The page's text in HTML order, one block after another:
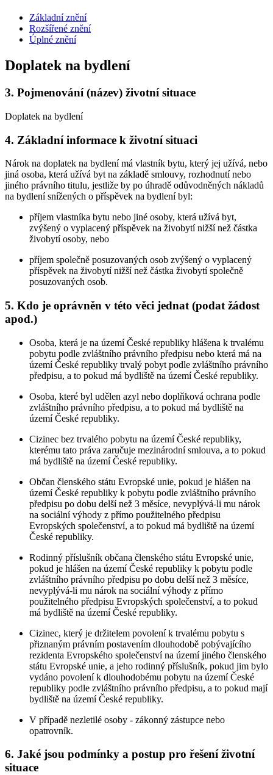
Základní znění
Rozšířené znění
Úplné znění
Doplatek na bydlení
3. Pojmenování (název) životní situace
Doplatek na bydlení
4. Základní informace k životní situaci
Nárok na doplatek na bydlení má vlastník bytu, který jej užívá, nebo
jiná osoba, která užívá byt na základě smlouvy, rozhodnutí nebo
jiného právního titulu, jestliže by po úhradě odůvodněných nákladů
na bydlení snížených o příspěvek na bydlení byl:
příjem vlastníka bytu nebo jiné osoby, která užívá byt,
zvýšený o vyplacený příspěvek na živobytí nižší než částka
živobytí osoby, nebo
příjem společně posuzovaných osob zvýšený o vyplacený
příspěvek na živobytí nižší než částka živobytí společně
posuzovaných osob.
5. Kdo je oprávněn v této věci jednat (podat žádost
apod.)
Osoba, která je na území České republiky hlášena k trvalému
pobytu podle zvláštního právního předpisu nebo která má na
území České republiky trvalý pobyt podle zvláštního právního
předpisu, a to pokud má bydliště na území České republiky.
Osoba, které byl udělen azyl nebo doplňková ochrana podle
zvláštního právního předpisu, a to pokud má bydliště na
území České republiky.
Cizinec bez trvalého pobytu na území České republiky,
kterému tato práva zaručuje mezinárodní smlouva, a to pokud
má bydliště na území České republiky.
Občan členského státu Evropské unie, pokud je hlášen na
území České republiky k pobytu podle zvláštního právního
předpisu po dobu delší než 3 měsíce, nevyplývá-li mu nárok
na sociální výhody z přímo použitelného předpisu
Evropských společenství, a to pokud má bydliště na území
České republiky.
Rodinný příslušník občana členského státu Evropské unie,
pokud je hlášen na území České republiky k pobytu podle
zvláštního právního předpisu po dobu delší než 3 měsíce,
nevyplývá-li mu nárok na sociální výhody z přímo
použitelného předpisu Evropských společenství, a to pokud
má bydliště na území České republiky.
Cizinec, který je držitelem povolení k trvalému pobytu s
přiznaným právním postavením dlouhodobě pobývajícího
rezidenta Evropského společenství na území jiného členského
státu Evropské unie, a jeho rodinný příslušník, pokud jim bylo
vydáno povolení k dlouhodobému pobytu na území České
republiky podle zvláštního právního předpisu, a to pokud mají
bydliště na území České republiky.
V případě nezletilé osoby - zákonný zástupce nebo
opatrovník.
6. Jaké jsou podmínky a postup pro řešení životní
situace